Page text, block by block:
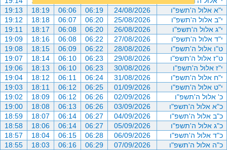
י"א אלול ה'תשפ"ו
24/08/2026
06:19
06:06
18:19
19:13
י"ב אלול ה'תשפ"ו
25/08/2026
06:20
06:07
18:18
19:12
י"ג אלול ה'תשפ"ו
26/08/2026
06:20
06:08
18:17
19:11
י"ד אלול ה'תשפ"ו
27/08/2026
06:22
06:08
18:16
19:09
ט"ו אלול ה'תשפ"ו
28/08/2026
06:22
06:09
18:15
19:08
ט"ז אלול ה'תשפ"ו
29/08/2026
06:23
06:10
18:14
19:07
י"ז אלול ה'תשפ"ו
30/08/2026
06:23
06:10
18:13
19:06
י"ח אלול ה'תשפ"ו
31/08/2026
06:24
06:11
18:12
19:04
י"ט אלול ה'תשפ"ו
01/09/2026
06:25
06:12
18:11
19:03
כ' אלול ה'תשפ"ו
02/09/2026
06:26
06:12
18:09
19:02
כ"א אלול ה'תשפ"ו
03/09/2026
06:26
06:13
18:08
19:00
כ"ב אלול ה'תשפ"ו
04/09/2026
06:27
06:14
18:07
18:59
כ"ג אלול ה'תשפ"ו
05/09/2026
06:27
06:14
18:06
18:58
כ"ד אלול ה'תשפ"ו
06/09/2026
06:28
06:15
18:04
18:57
כ"ה אלול ה'תשפ"ו
07/09/2026
06:29
06:16
18:03
18:55